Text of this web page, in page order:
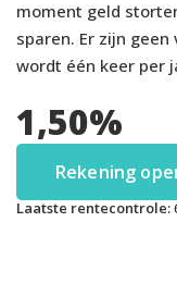
moment geld
sparen. Er zijn
wordt één keer per
1,50%
Rekening
Laatste rentecontrole: